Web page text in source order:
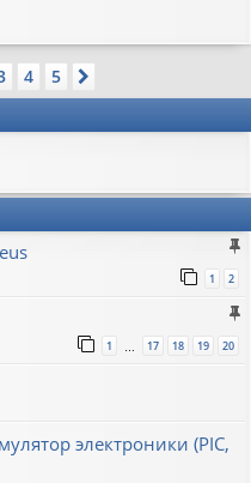
e
h
b
g
i
u
4 5
1 2
1 … 17 18 19 20
электроники (PIC,